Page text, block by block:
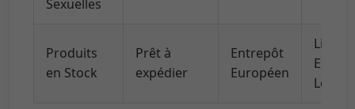
Sexuelles
Produits
en Stock
Prêt à
expédier
Entrepôt
Européen
Locale